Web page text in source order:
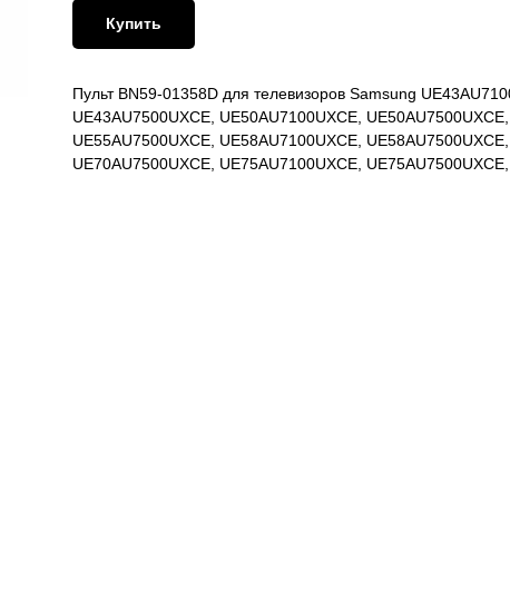
Купить
Пульт BN59-01358D для телевизоров Samsung
UE43AU7500UXCE, UE50AU7100UXCE,
UE55AU7500UXCE, UE58AU7100UXCE,
UE70AU7500UXCE, UE75AU7100UXCE,